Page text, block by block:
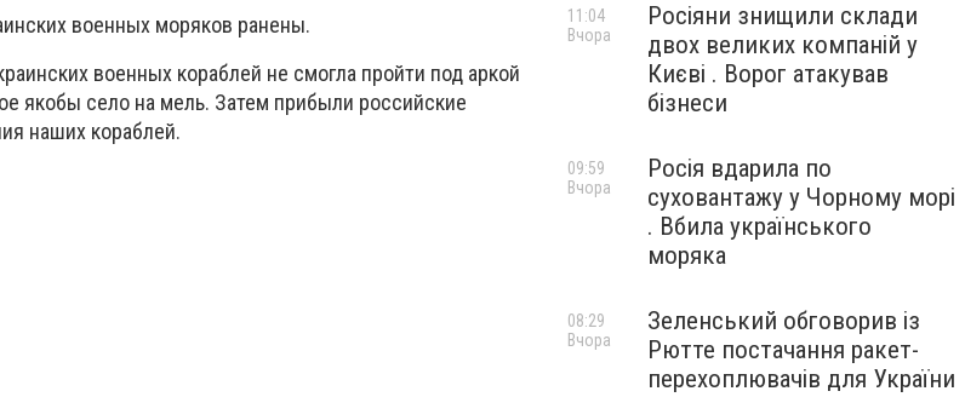
военных моряков ранены.
военных кораблей не смогла пройти под аркой
якобы село на мель. Затем прибыли российские
наших кораблей.
Росіяни знищили склади
двох великих компаній у
Києві . Ворог атакував
бізнеси
11:04
Вчора
Росія вдарила по
суховантажу у Чорному морі
. Вбила українського
моряка
09:59
Вчора
Зеленський обговорив із
Рютте постачання ракет-
перехоплювачів для України
08:29
Вчора